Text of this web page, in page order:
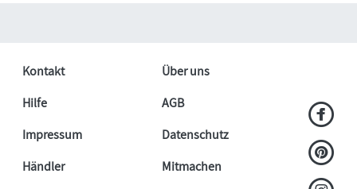
Kontakt
Über uns
Hilfe
AGB
Impressum
Datenschutz
Händler
Mitmachen